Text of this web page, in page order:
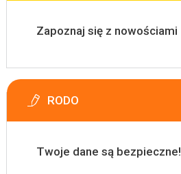
Zapoznaj się z nowościami
RODO
Twoje dane są bezpieczne!